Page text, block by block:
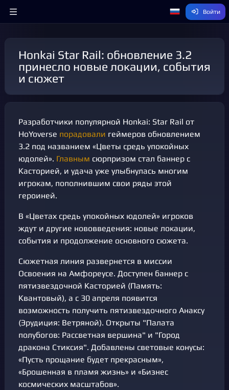
Войти
Honkai Star Rail: обновление 3.2
принесло новые локации, события
и сюжет
Разработчики популярной Honkai: Star Rail от
HoYoverse порадовали геймеров обновлением
3.2 под названием «Цветы средь упокойных
юдолей». Главным сюрпризом стал баннер с
Касторией, и удача уже улыбнулась многим
игрокам, пополнившим свои ряды этой
героиней.
В «Цветах средь упокойных юдолей» игроков
ждут и другие нововведения: новые локации,
события и продолжение основного сюжета.
Сюжетная линия развернется в миссии
Освоения на Амфореусе. Доступен баннер с
пятизвездочной Касторией (Память:
Квантовый), а с 30 апреля появится
возможность получить пятизвездочного Анаксу
(Эрудиция: Ветряной). Открыты "Палата
полубогов: Рассветная вершина" и "Город
дракона Стиксия". Добавлены световые конусы:
«Пусть прощание будет прекрасным»,
«Брошенная в пламя жизнь» и «Бизнес
космических масштабов».